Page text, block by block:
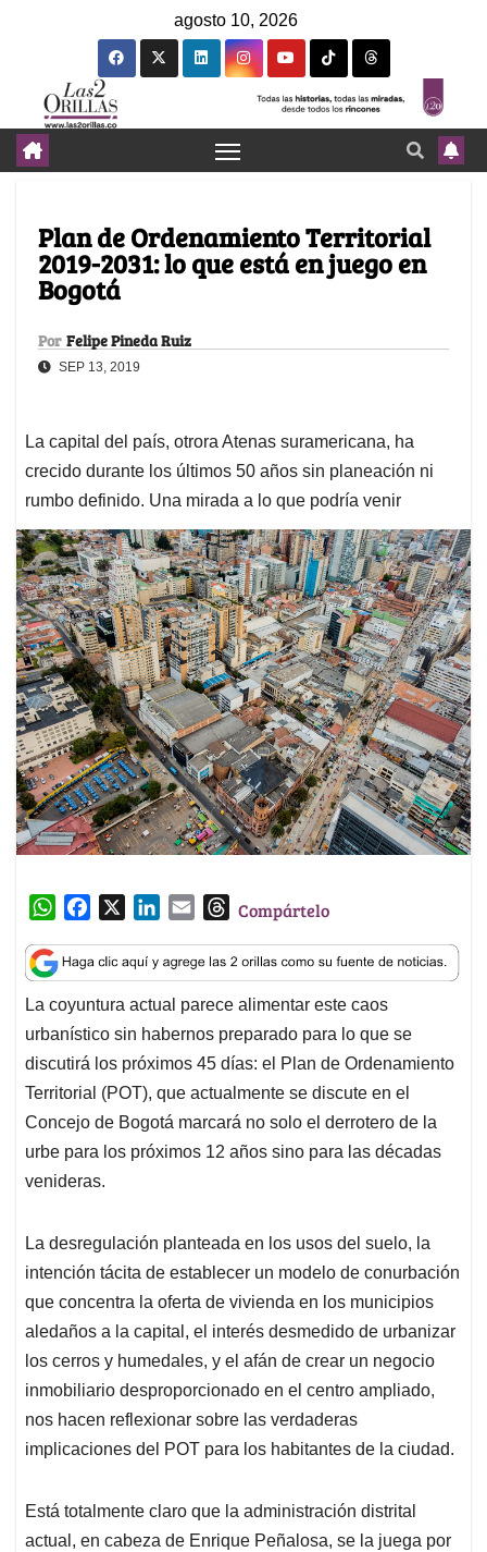
agosto 10, 2026
Plan de Ordenamiento Territorial
2019-2031: lo que está en juego en
Bogotá
Por Felipe Pineda Ruiz
SEP 13, 2019
La capital del país, otrora Atenas suramericana, ha
crecido durante los últimos 50 años sin planeación ni
rumbo definido. Una mirada a lo que podría venir
W
a
t
s
A
p
p
c
e
b
o
o
k
n
k
e
d
I
n
a
i
l
T
r
e
a
d
s
Compártelo
La coyuntura actual parece alimentar este caos
urbanístico sin habernos preparado para lo que se
discutirá los próximos 45 días: el Plan de Ordenamiento
Territorial (POT), que actualmente se discute en el
Concejo de Bogotá marcará no solo el derrotero de la
urbe para los próximos 12 años sino para las décadas
venideras.
La desregulación planteada en los usos del suelo, la
intención tácita de establecer un modelo de conurbación
que concentra la oferta de vivienda en los municipios
aledaños a la capital, el interés desmedido de urbanizar
los cerros y humedales, y el afán de crear un negocio
inmobiliario desproporcionado en el centro ampliado,
nos hacen reflexionar sobre las verdaderas
implicaciones del POT para los habitantes de la ciudad.
Está totalmente claro que la administración distrital
actual, en cabeza de Enrique Peñalosa, se la juega por